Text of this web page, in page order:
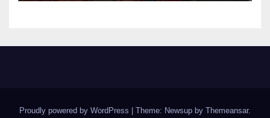
Proudly powered by WordPress Theme: Newsup by Themeansar.